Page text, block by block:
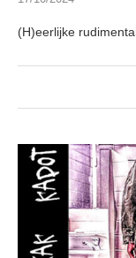
(H)eerlijke